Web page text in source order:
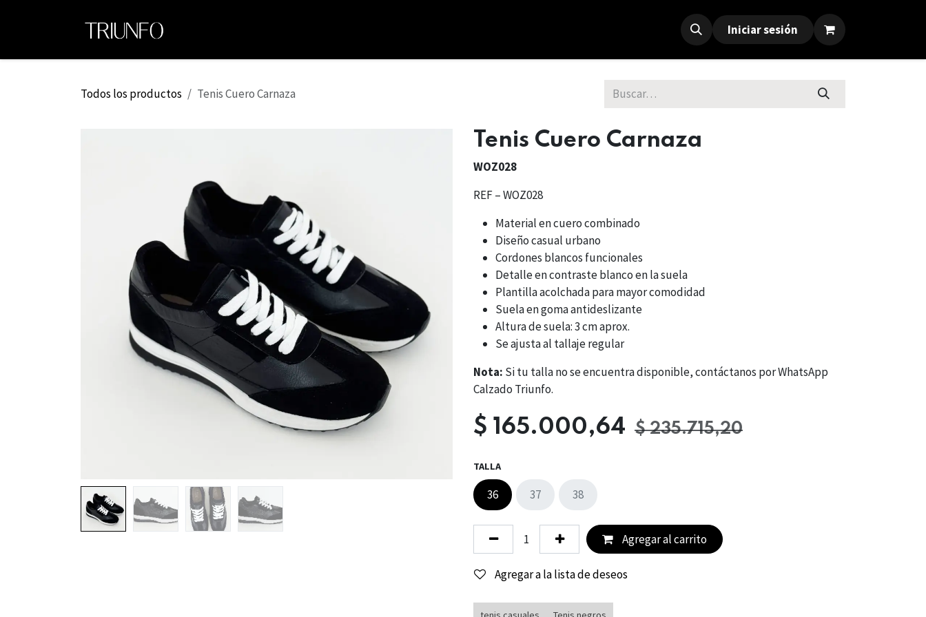
Iniciar sesión
Todos los productos Tenis Cuero Carnaza
Tenis Cuero Carnaza
WOZ028
REF – WOZ028
Material en cuero combinado
Diseño casual urbano
Cordones blancos funcionales
Detalle en contraste blanco en la suela
Plantilla acolchada para mayor comodidad
Suela en goma antideslizante
Altura de suela: 3 cm aprox.
Se ajusta al tallaje regular
Nota: Si tu talla no se encuentra disponible, contáctanos por WhatsApp
Calzado Triunfo.
$ 165.000,64 $235.715,20
TALLA
36 37 38
Agregar al carrito
Agregar a la lista de deseos